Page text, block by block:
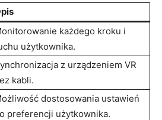
każdego kroku i
użytkownika.
z urządzeniem VR
kabli.
dostosowania ustawień
preferencji użytkownika.